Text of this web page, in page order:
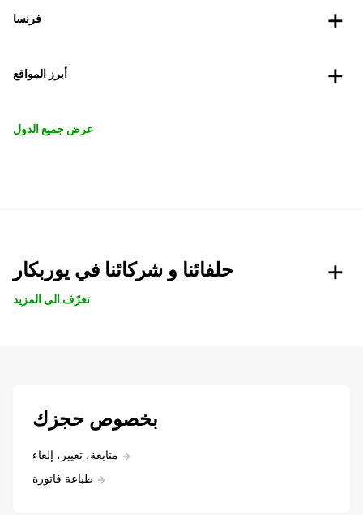
فرنسا
أبرز المواقع
عرض جميع الدول
حلفائنا و شركائنا في يوربكار
تعرّف الى المزيد
بخصوص حجزك
متابعة، تغيير، إلغاء
طباعة فاتورة